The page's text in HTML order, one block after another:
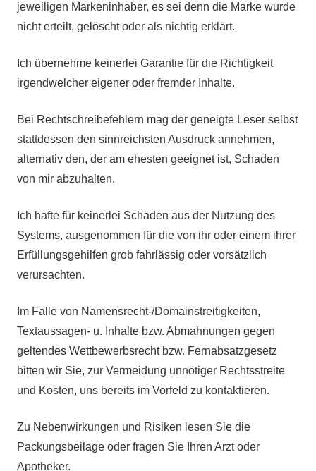
jeweiligen Markeninhaber, es sei denn die Marke wurde
nicht erteilt, gelöscht oder als nichtig erklärt.
Ich übernehme keinerlei Garantie für die Richtigkeit
irgendwelcher eigener oder fremder Inhalte.
Bei Rechtschreibefehlern mag der geneigte Leser selbst
stattdessen den sinnreichsten Ausdruck annehmen,
alternativ den, der am ehesten geeignet ist, Schaden
von mir abzuhalten.
Ich hafte für keinerlei Schäden aus der Nutzung des
Systems, ausgenommen für die von ihr oder einem ihrer
Erfüllungsgehilfen grob fahrlässig oder vorsätzlich
verursachten.
Im Falle von Namensrecht-/Domainstreitigkeiten,
Textaussagen- u. Inhalte bzw. Abmahnungen gegen
geltendes Wettbewerbsrecht bzw. Fernabsatzgesetz
bitten wir Sie, zur Vermeidung unnötiger Rechtsstreite
und Kosten, uns bereits im Vorfeld zu kontaktieren.
Zu Nebenwirkungen und Risiken lesen Sie die
Packungsbeilage oder fragen Sie Ihren Arzt oder
Apotheker.